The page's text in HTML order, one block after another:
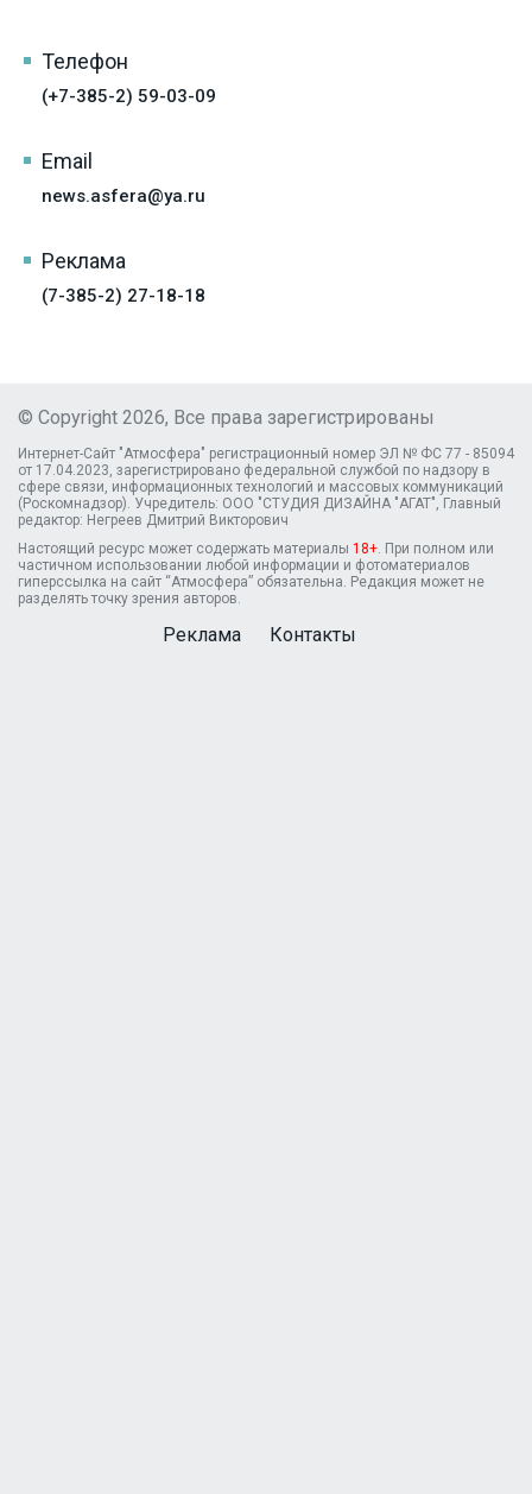
Телефон
(+7-385-2) 59-03-09
Email
news.asfera@ya.ru
Реклама
(7-385-2) 27-18-18
© Copyright 2026, Все права зарегистрированы
Интернет-Сайт "Атмосфера" регистрационный номер ЭЛ № ФС 77 - 85094
от 17.04.2023, зарегистрировано федеральной службой по надзору в
сфере связи, информационных технологий и массовых коммуникаций
(Роскомнадзор). Учредитель: ООО "СТУДИЯ ДИЗАЙНА "АГАТ", Главный
редактор: Негреев Дмитрий Викторович
Настоящий ресурс может содержать материалы 18+ . При полном или
частичном использовании любой информации и фотоматериалов
гиперссылка на сайт “Атмосфера” обязательна. Редакция может не
разделять точку зрения авторов.
Реклама Контакты